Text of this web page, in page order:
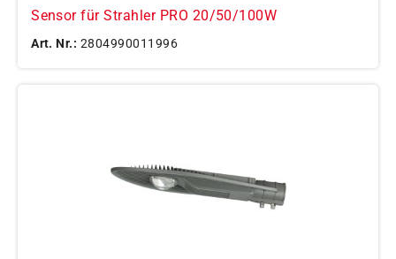
Sensor für Strahler PRO 20/50/100W
Art. Nr.: 2804990011996